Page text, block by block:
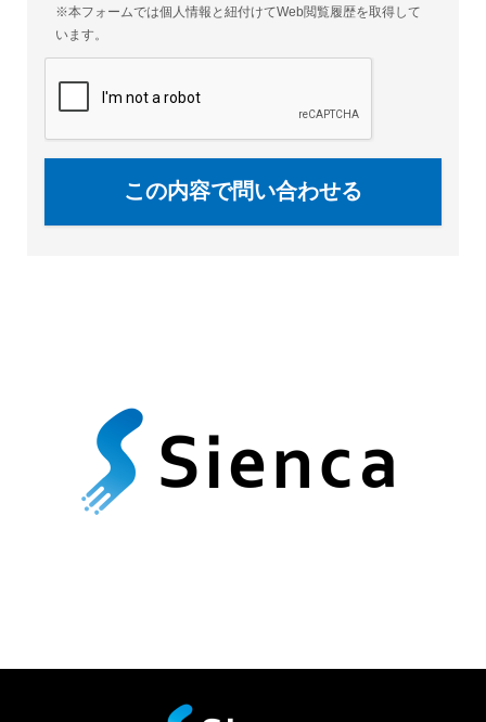
※本フォームでは個人情報と紐付けてWeb閲覧履歴を取得して
います。
この内容で問い合わせる